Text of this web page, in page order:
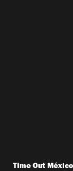
Time Out México